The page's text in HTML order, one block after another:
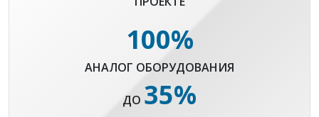
100%
АНАЛОГ ОБОРУДОВАНИЯ
ДО 35%